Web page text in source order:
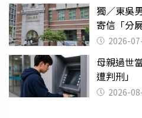
獨／東吳
寄信「分
關 2026-
母親過世
遭判刑」
2026-